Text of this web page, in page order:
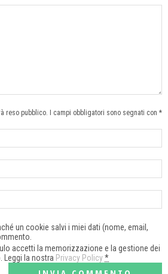
reso pubblico. I campi obbligatori sono segnati con *
un cookie salvi i miei dati (nome, email,
accetti la memorizzazione e la gestione dei
Leggi la nostra Privacy Policy*